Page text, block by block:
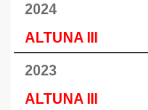
2024
ALTUNA III
2023
ALTUNA III